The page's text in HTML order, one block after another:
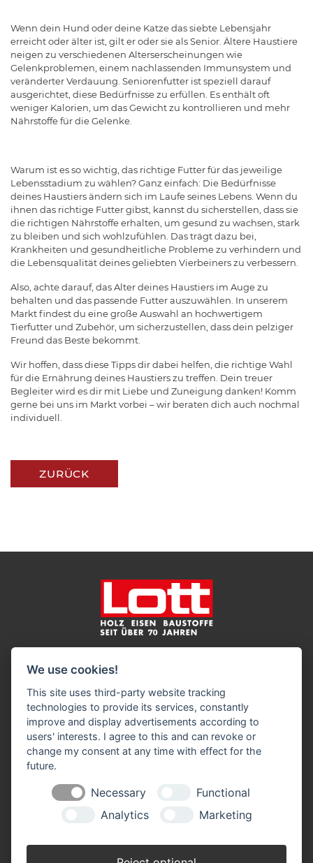
Wenn dein Hund oder deine Katze das siebte Lebensjahr
erreicht oder älter ist, gilt er oder sie als Senior. Ältere Haustiere
neigen zu verschiedenen Alterserscheinungen wie
Gelenkproblemen, einem nachlassenden Immunsystem und
veränderter Verdauung. Seniorenfutter ist speziell darauf
ausgerichtet, diese Bedürfnisse zu erfüllen. Es enthält oft
weniger Kalorien, um das Gewicht zu kontrollieren und mehr
Nährstoffe für die Gelenke.
Warum ist es so wichtig, das richtige Futter für das jeweilige
Lebensstadium zu wählen? Ganz einfach: Die Bedürfnisse
deines Haustiers ändern sich im Laufe seines Lebens. Wenn du
ihnen das richtige Futter gibst, kannst du sicherstellen, dass sie
die richtigen Nährstoffe erhalten, um gesund zu wachsen, stark
zu bleiben und sich wohlzufühlen. Das trägt dazu bei,
Krankheiten und gesundheitliche Probleme zu verhindern und
die Lebensqualität deines geliebten Vierbeiners zu verbessern.
Also, achte darauf, das Alter deines Haustiers im Auge zu
behalten und das passende Futter auszuwählen. In unserem
Markt findest du eine große Auswahl an hochwertigem
Tierfutter und Zubehör, um sicherzustellen, dass dein pelziger
Freund das Beste bekommt.
Wir hoffen, dass diese Tipps dir dabei helfen, die richtige Wahl
für die Ernährung deines Haustiers zu treffen. Dein treuer
Begleiter wird es dir mit Liebe und Zuneigung danken! Komm
gerne bei uns im Markt vorbei – wir beraten dich auch nochmal
individuell.
ZURÜCK
Cookie-Einstellungen ändern
Harry Lott Baustoffe GmbH
Holz Eisen Baustoffe
Volksdorfer Weg 194
22393 Hamburg
Telefax: 0 40 / 60 17 60 0
We use cookies!
This site uses third-party website tracking
technologies to provide its services, constantly
improve and display advertisements according to
users' interests. I agree to this and can revoke or
change my consent at any time with effect for the
future.
Necessary
Functional
Analytics
Marketing